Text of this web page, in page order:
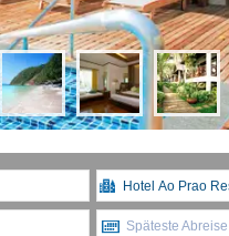
Späteste Abreise